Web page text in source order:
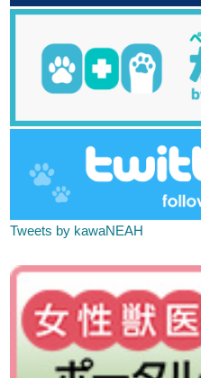
Tweets by kawaNEAH